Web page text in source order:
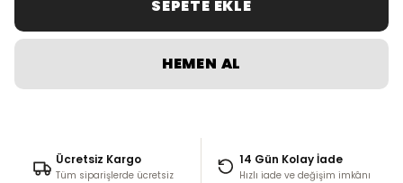
SEPETE EKLE
HEMEN AL
Ücretsiz Kargo
Tüm siparişlerde ücretsiz
14 Gün Kolay İade
Hızlı iade ve değişim imkânı